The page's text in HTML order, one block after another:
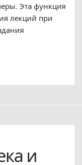
Эта функция
лекций при
и